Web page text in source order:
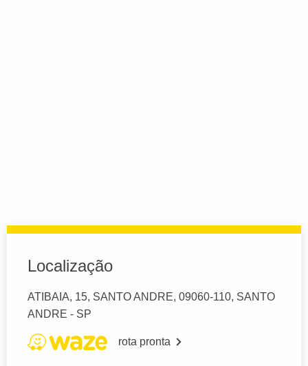
Localização
ATIBAIA, 15, SANTO ANDRE, 09060-110, SANTO
ANDRE - SP
rota pronta